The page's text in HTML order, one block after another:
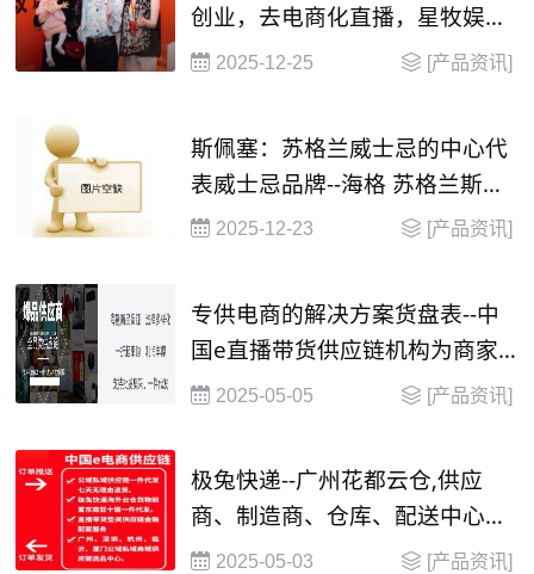
创业，去电商化直播，星牧娱播
mcn , 13338450520
2025-12-25 [产品资讯]
斯佩塞：苏格兰威士忌的中心代
表威士忌品牌--海格 苏格兰斯佩
塞单一麦芽威士忌
2025-12-23 [产品资讯]
专供电商的解决方案货盘表--中
国e直播带货供应链机构为商家
提供2025-05-05 [产品资讯]
极兔快递--广州花都云仓,供应
商、制造商、仓库、配送中心和
渠道商等构成的物流网络，还整
2025-05-03 [产品资讯]